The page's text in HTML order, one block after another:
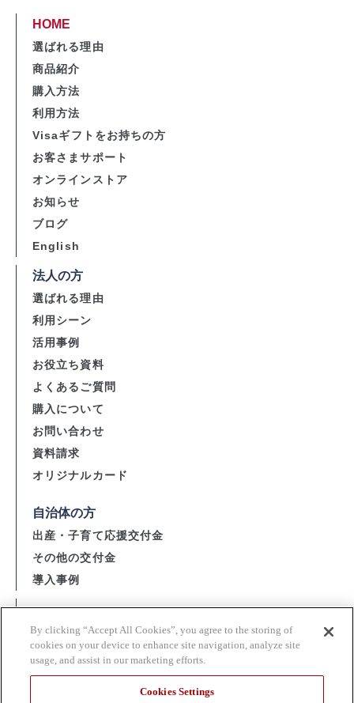
HOME
選ばれる理由
商品紹介
購入方法
利用方法
Visaギフトをお持ちの方
お客さまサポート
オンラインストア
お知らせ
ブログ
English
法人の方
選ばれる理由
利用シーン
活用事例
お役立ち資料
よくあるご質問
購入について
お問い合わせ
資料請求
オリジナルカード
自治体の方
出産・子育て応援交付金
その他の交付金
導入事例
資金決済法に基づく表示
購入・利用規約 / 個人情報の取扱い
By clicking “Accept All Cookies”, you agree to the storing of
cookies on your device to enhance site navigation, analyze site
usage, and assist in our marketing efforts.
Cookies Settings